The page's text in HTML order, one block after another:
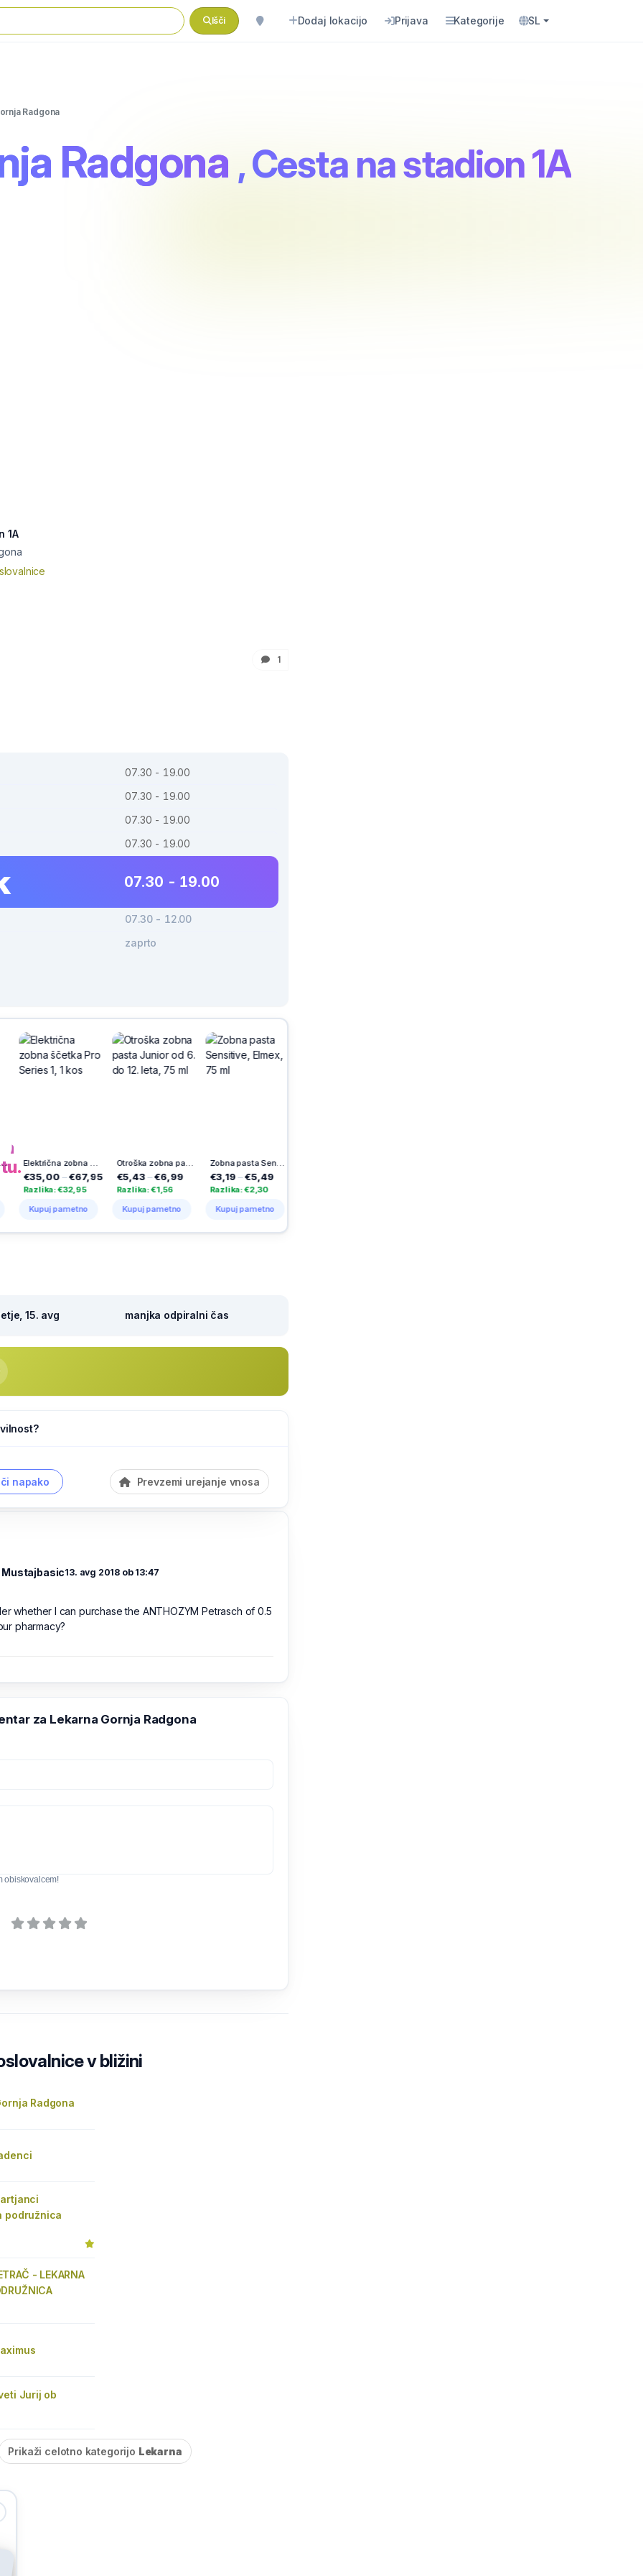
Išči Dodaj lokacijo Prijava Kategorije SL
Radgona
Radgona , Cesta na stadion 1A
1A
1
07.30 - 19.00
07.30 - 19.00
07.30 - 19.00
07.30 - 19.00
07.30 - 19.00
07.30 - 12.00
zaprto
Električna zobna ščetka Pro Series 1, 1 kos
– €67,95
€32,95
pametno
Otroška zobna pasta Junior od 6. do 12. leta, 75 ml
€5,43– €6,99
Razlika: €1,56
Kupuj pametno
Zobna pasta Sensitive, Elmex, 75 ml
€3,19 €5,49
Razlika: €2,30
Kupuj pametno
€7,49
Razlika: €2,50
Kupuj pametno
15. avg manjka odpiralni čas
napako Prevzemi urejanje vnosa
Mustajbasic13. avg 2018 ob 13:47
whether I can purchase the ANTHOZYM Petrasch of 0.5
pharmacy?
za Lekarna Gornja Radgona
obiskovalcem!
v bližini
Radgona
podružnica
- LEKARNA
Jurij ob
Prikaži celotno kategorijo Lekarna